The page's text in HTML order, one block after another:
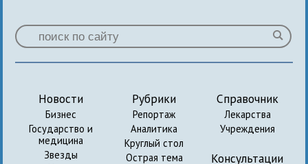
Новости
Бизнес
Государство и
медицина
Звезды
Рубрики
Репортаж
Аналитика
Круглый стол
Острая тема
Справочник
Лекарства
Учреждения
Консультации